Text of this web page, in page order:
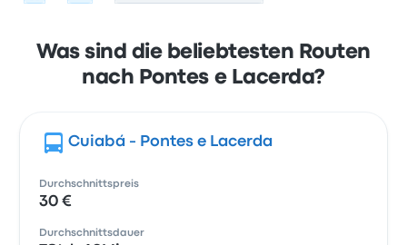
Was sind die beliebtesten Routen
nach Pontes e Lacerda?
Cuiabá - Pontes e Lacerda
Durchschnittspreis
30 €
Durchschnittsdauer